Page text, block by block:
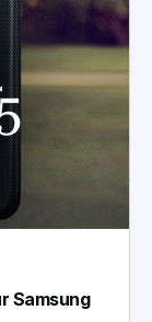
Samsung